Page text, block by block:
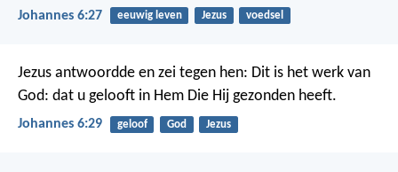
Johannes 6:27 eeuwig leven Jezus voedsel
Jezus antwoordde en zei tegen hen: Dit is het werk van
God: dat u gelooft in Hem Die Hij gezonden heeft.
Johannes 6:29 geloof God Jezus